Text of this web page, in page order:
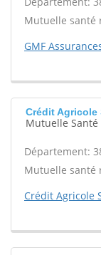
Mutuelle santé
GMF
Crédit Agricole
Mutuelle Santé
Département:
Mutuelle santé
Crédit Agricole